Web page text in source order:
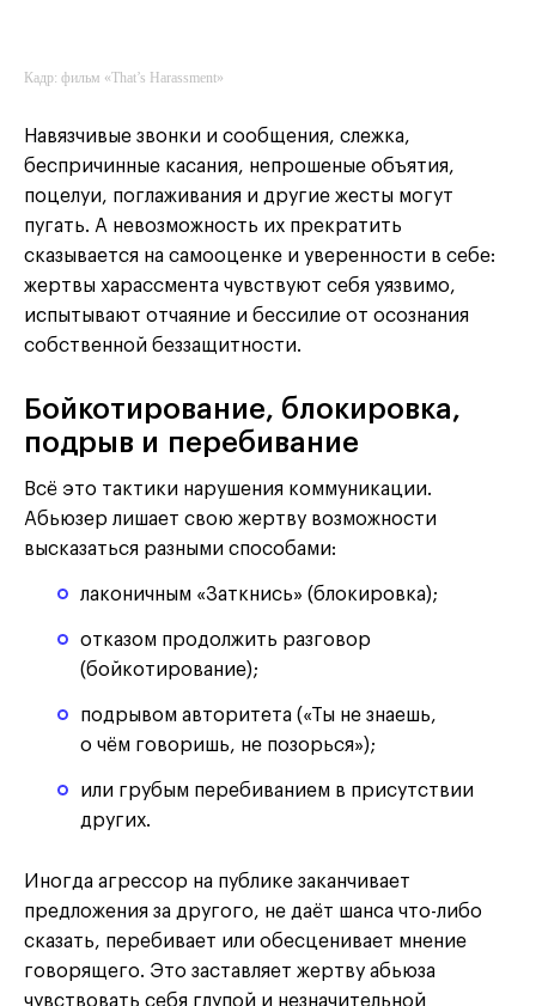
Кадр: фильм «That’s Harassment»
Навязчивые звонки и сообщения, слежка,
беспричинные касания, непрошеные объятия,
поцелуи, поглаживания и другие жесты могут
пугать. А невозможность их прекратить
сказывается на самооценке и уверенности в себе:
жертвы харассмента чувствуют себя уязвимо,
испытывают отчаяние и бессилие от осознания
собственной беззащитности.
Бойкотирование, блокировка,
подрыв и перебивание
Всё это тактики нарушения коммуникации.
Абьюзер лишает свою жертву возможности
высказаться разными способами:
лаконичным «Заткнись» (блокировка);
отказом продолжить разговор
(бойкотирование);
подрывом авторитета («Ты не знаешь,
о чём говоришь, не позорься»);
или грубым перебиванием в присутствии
других.
Иногда агрессор на публике заканчивает
предложения за другого, не даёт шанса что-либо
сказать, перебивает или обесценивает мнение
говорящего. Это заставляет жертву абьюза
чувствовать себя глупой и незначительной